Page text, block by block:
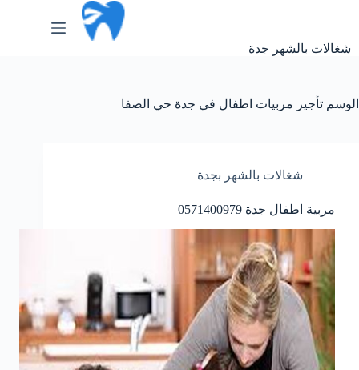
شغالات بالشهر جدة
الوسم تأجير مربيات اطفال في جدة حي الصفا
شغالات بالشهر بجدة
مربية اطفال جدة 0571400979